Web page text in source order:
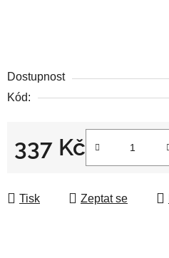
Dostupnost
Kód:
337 Kč
Tisk Zeptat se